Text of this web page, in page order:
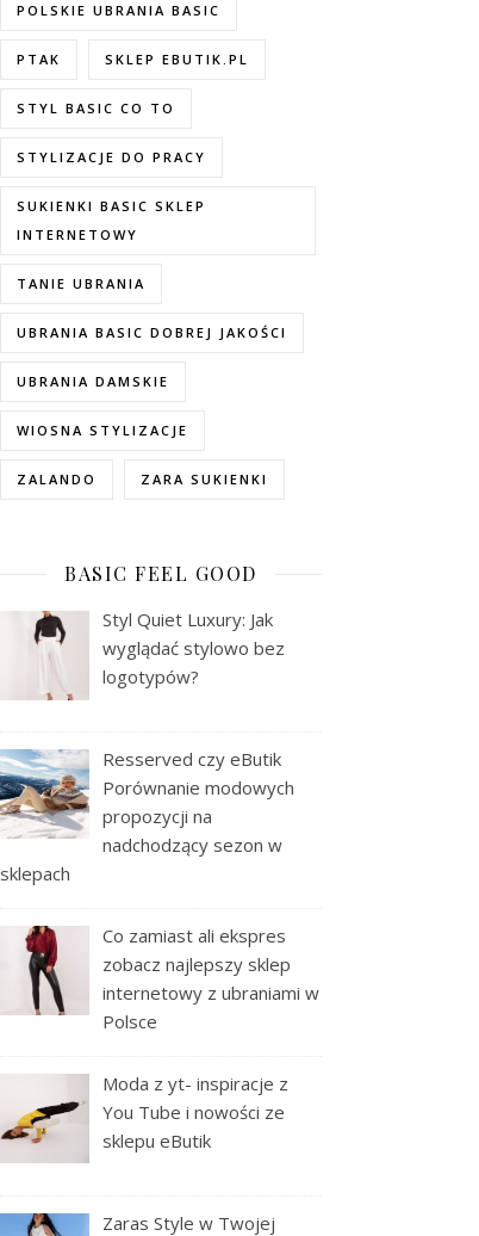
POLSKIE UBRANIA BASIC
PTAK SKLEP EBUTIK.PL
STYL BASIC CO TO
STYLIZACJE DO PRACY
SUKIENKI BASIC SKLEP
INTERNETOWY
TANIE UBRANIA
UBRANIA BASIC DOBREJ JAKOŚCI
UBRANIA DAMSKIE
WIOSNA STYLIZACJE
ZALANDO ZARA SUKIENKI
BASIC FEEL GOOD
Styl Quiet Luxury: Jak
wyglądać stylowo bez
logotypów?
Resserved czy eButik
Porównanie modowych
propozycji na
nadchodzący sezon w
sklepach
Co zamiast ali ekspres
zobacz najlepszy sklep
internetowy z ubraniami w
Polsce
Moda z yt- inspiracje z
You Tube i nowości ze
sklepu eButik
Zaras Style w Twojej